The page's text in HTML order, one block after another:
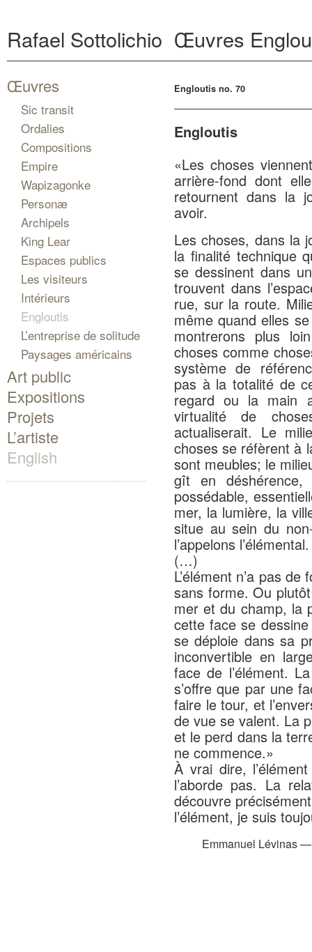
Rafael Sottolichio Œuvres
Engloutis no. 70
Engloutis
«Les choses
arrière-fond dont
retournent dans la
avoir.
Les choses, dans la
la finalité technique
se dessinent dans
trouvent dans
rue, sur la route.
même quand elles
montrerons plus
choses comme
système de
pas à la totalité de
regard ou la main
virtualité de
actualiserait. Le
choses se réfèrent à
sont meubles; le
gît en
possédable,
mer, la lumière, la
situe au sein du
l’appelons l’élémental.
(…)
L’élément n’a pas
sans forme. Ou
mer et du champ, la
cette face se
se déploie dans sa
inconvertible en
face de l’élément.
s’offre que par une
faire le tour, et
de vue se valent. La
et le perd dans la
ne commence.»
À vrai dire,
l’aborde pas. La
découvre
l’élément, je suis
Emmanuel Lévinas
Œuvres
Sic transit
Ordalies
Compositions
Empire
Wapizagonke
Personæ
Archipels
King Lear
Espaces publics
Les visiteurs
Intérieurs
Engloutis
L’entreprise de solitude
Paysages américains
Art public
Expositions
Projets
L’artiste
English